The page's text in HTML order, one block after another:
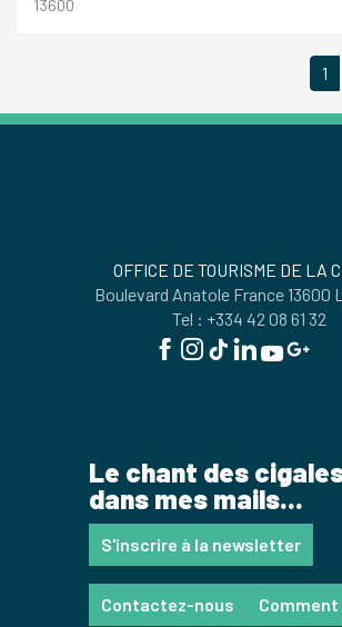
13600
1
OFFICE DE TOURISME DE LA
Boulevard Anatole France 13600
Tel : +334 42 08 61 32
Le chant des
dans mes mails...
S'inscrire à la newsletter
Contactez-nous Comment